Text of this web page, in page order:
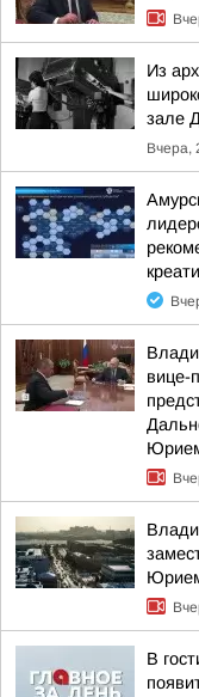
Из
зале
Вчера,
вице-
В